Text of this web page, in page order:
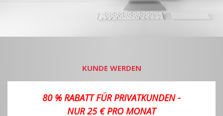
KUNDE WERDEN
80 % RABATT FÜR PRIVATKUNDEN -
NUR 25 € PRO MONAT